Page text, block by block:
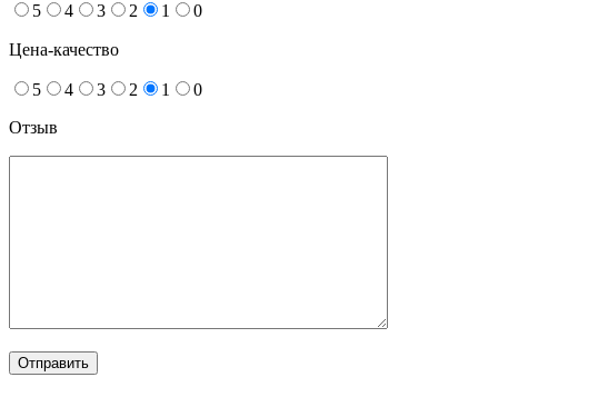
5 4 3 2 1 0
Цена-качество
5 4 3 2 1
0
Отзыв